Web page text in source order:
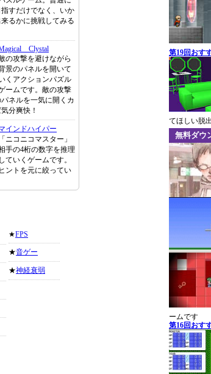
すだけでなく、いか
るかに挑戦してみる
Clystal
の攻撃を避けながら
景のパネルを開いて
くアクションパズル
ームです。敵の攻撃
ネルを一気に開くカ
分爽快！
インドハイパー
「ニコニコマスター」
手の4桁の数字を推理
していくゲームです。
ヒントを元に絞ってい
★FPS
★音ゲー
★神経衰弱
第19回おす
てほしい脱
無料ダウ
ームです
第16回おす